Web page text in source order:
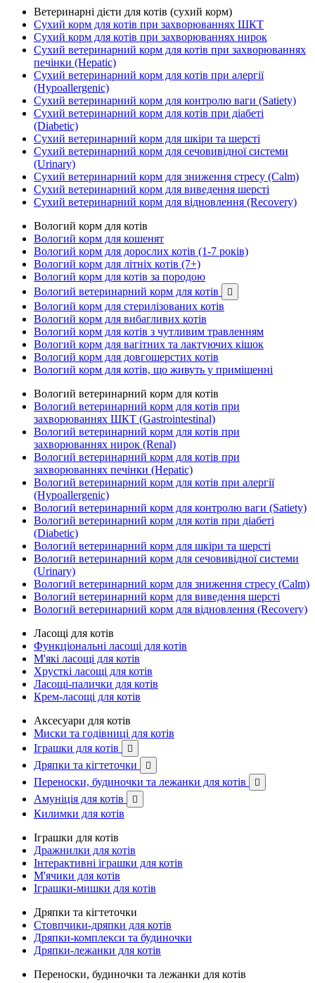
Ветеринарні дієти для котів (сухий корм)
Сухий корм для котів при захворюваннях ШКТ
Сухий корм для котів при захворюваннях нирок
Сухий ветеринарний корм для котів при захворюваннях
печінки (Hepatic)
Сухий ветеринарний корм для котів при алергії
(Hypoallergenic)
Сухий ветеринарний корм для контролю ваги (Satiety)
Сухий ветеринарний корм для котів при діабеті
(Diabetic)
Сухий ветеринарний корм для шкіри та шерсті
Сухий ветеринарний корм для сечовивідної системи
(Urinary)
Сухий ветеринарний корм для зниження стресу (Calm)
Сухий ветеринарний корм для виведення шерсті
Сухий ветеринарний корм для відновлення (Recovery)
Вологий корм для котів
Вологий корм для кошенят
Вологий корм для дорослих котів (1-7 років)
Вологий корм для літніх котів (7+)
Вологий корм для котів за породою
Вологий ветеринарний корм для котів

Вологий корм для стерилізованих котів
Вологий корм для вибагливих котів
Вологий корм для котів з чутливим травленням
Вологий корм для вагітних та лактуючих кішок
Вологий корм для довгошерстих котів
Вологий корм для котів, що живуть у приміщенні
Вологий ветеринарний корм для котів
Вологий ветеринарний корм для котів при
захворюваннях ШКТ (Gastrointestinal)
Вологий ветеринарний корм для котів при
захворюваннях нирок (Renal)
Вологий ветеринарний корм для котів при
захворюваннях печінки (Hepatic)
Вологий ветеринарний корм для котів при алергії
(Hypoallergenic)
Вологий ветеринарний корм для контролю ваги (Satiety)
Вологий ветеринарний корм для котів при діабеті
(Diabetic)
Вологий ветеринарний корм для шкіри та шерсті
Вологий ветеринарний корм для сечовивідної системи
(Urinary)
Вологий ветеринарний корм для зниження стресу (Calm)
Вологий ветеринарний корм для виведення шерсті
Вологий ветеринарний корм для відновлення (Recovery)
Ласощі для котів
Функціональні ласощі для котів
М'які ласощі для котів
Хрусткі ласощі для котів
Ласощі-палички для котів
Крем-ласощі для котів
Аксесуари для котів
Миски та годівниці для котів
Іграшки для котів

Дряпки та кігтеточки 
Переноски, будиночки та лежанки для котів 
Амуніція для котів 
Килимки для котів
Іграшки для котів
Дражнилки для котів
Інтерактивні іграшки для котів
М'ячики для котів
Іграшки-мишки для котів
Дряпки та кігтеточки
Стовпчики-дряпки для котів
Дряпки-комплекси та будиночки
Дряпки-лежанки для котів
Переноски, будиночки та лежанки для котів